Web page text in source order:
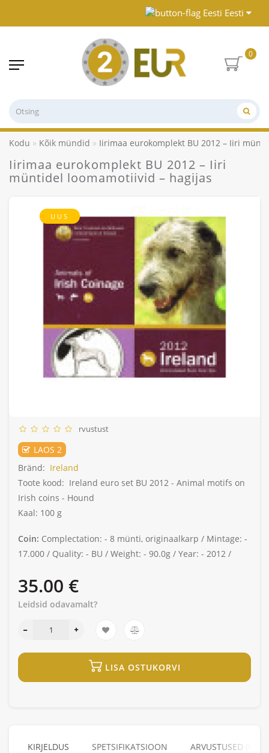
Eesti
0
Kodu Kõik mündid Iirimaa eurokomplekt BU 2012 – Iiri
Iirimaa eurokomplekt BU 2012 – Iiri
müntidel loomamotiivid – hagijas
UUS
rvustust
LAOS 2
Bränd: Ireland
Toote kood: Ireland euro set BU 2012 - Animal motifs on
Irish coins - Hound
Kaal: 100 g
Coin: Complectation: - 8 münti, originaalkarp / Mintage: -
17.000 / Quality: - BU / Weight: - 90.0g / Year: - 2012 /
35.00 €
Leidsid odavamalt?
LISA OSTUKORVI
KIRJELDUS SPETSIFIKATSIOON ARVUSTUSED (0)